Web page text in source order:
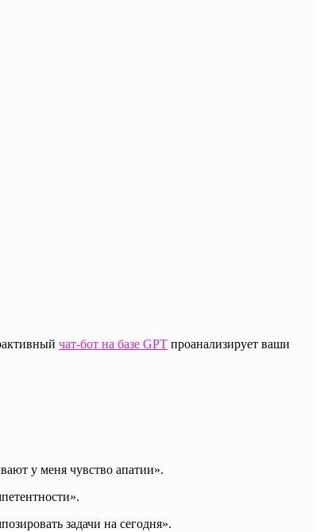
чат-бот на базе GPT проанализирует ваши
у меня чувство апатии».
задачи на сегодня».